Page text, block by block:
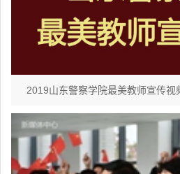
2019山东警察学院最美教师宣传视